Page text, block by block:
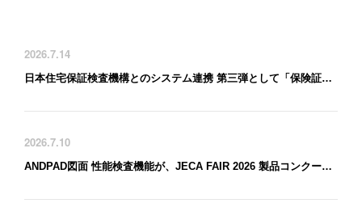
2026.7.14
日本住宅保証検査機構とのシステム連携 第三弾として「保険証券の自動連携」に対応
2026.7.10
ANDPAD図面 性能検査機能が、JECA FAIR 2026 製品コンクールで 「地方独立行政法人東京都立産業技術研究センター 理事長賞」を受賞